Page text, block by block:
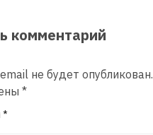
комментарий
не будет опубликован.
*
*